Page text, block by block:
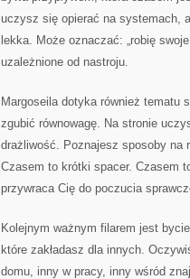
uczysz się opierać na systemach,
lekka. Może oznaczać: „robię
uzależnione od nastroju.
Margoseila dotyka również tematu
zgubić równowagę. Na stronie
drażliwość. Poznajesz sposoby na
Czasem to krótki spacer. Czasem
przywraca Cię do poczucia
Kolejnym ważnym filarem jest
które zakładasz dla innych.
domu, inny w pracy, inny wśród